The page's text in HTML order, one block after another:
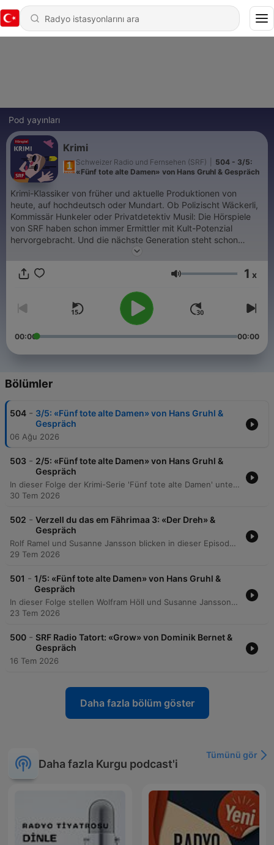
Pod yayınları
Krimi
Schweizer Radio und Fernsehen (SRF)
504 - 3/5:
«Fünf tote alte Damen» von Hans Gruhl & Gespräch
Krimi-Klassiker von früher und aktuelle Produktionen von
heute, auf hochdeutsch oder Mundart. Ob Polizischt Wäckerli,
Kommissär Hunkeler oder Privatdetektiv Musil: Die Hörspiele
von SRF haben schon immer Ermittler mit Kult-Potenzial
hervorgebracht. Und die nächste Generation steht schon
Ses 1 x
00:00 00:00
Bölümler
504 - 3/5: «Fünf tote alte Damen» von Hans Gruhl &
Gespräch
06 Ağu 2026
503 - 2/5: «Fünf tote alte Damen» von Hans Gruhl &
Gespräch
In dieser Folge der Krimi-Serie 'Fünf tote alte Damen' untersucht Dr. Klein den mysteriösen Tod einer Tante und entdeckt Hinweise auf eine unheimliche Häufung von Todesfällen in einer Gruppe von Frauen. Auf der Suche nach Antworten besucht der Erzähler Professor Bibach und konfrontiert Dr. Leopold mit seinen Verdachtsmomenten. Die Ermittlungen führen schließlich zur Kanzlei des Anwalts Krompecher, wo eine zufällige Entdeckung die erschütternde Erkenntnis bringt, dass es sich bei den Todesfällen nicht um natürliche Ursachen, sondern um Mord handelt. Abschließend reflektieren die Moderatoren über die sprachliche Qualität und die Charakterentwicklung der Episode.
30 Tem 2026
502 - Verzell du das em Fährimaa 3: «Der Dreh» &
Gespräch
Rolf Ramel und Susanne Jansson blicken in dieser Episode auf persönliche Studio-Horrorszenarien zurück und präsentieren eine Archiv-Produktion aus dem Jahr 1954. Die Erzählung führt durch unheimliche Verfolgungsjagden, mysteriöse Begegnungen in den Wiener Abwasserkanälen und die skurrilen Pläne der Berliner Künstlergruppe 'Finstern 13'. Die Reise endet mit der tragischen Prophezeiung um den Torero Pablo Mendoza und einer abschließenden Analyse der atmosphärischen Hörspielreihe 'Ferrimar', wobei die Grenze zwischen fiktivem Drehset und realer Geschichte zunehmend verschwimmt.
29 Tem 2026
501 - 1/5: «Fünf tote alte Damen» von Hans Gruhl &
Gespräch
In dieser Folge stellen Wolfram Höll und Susanne Jansson den Krimi 'Fünf tote alte Damen' von Hans Kruhl vor. Die Handlung beginnt mit dem Tod einer älteren Dame in einem bürgerlichen Milieu, woraufhin der Arzt Dr. Klein nach Informationen sucht und neue Personalmitarbeit wie die junge Mechthild einstellt. Die Spannung steigt, als der Rechtsanwalt Dr. Krompecher die Todesursache von Frau Herwig wegen einer Erbschaftsangelegenheit hinterfragt. Die Podcaster diskutieren zudem über die historische Ästhetik des Hörspiels, dessen sprachliche Qualität und die besondere Gelassenheit der weiblichen Erzählstimme im Kontrast zur modernen Aufmerksamkeitsökonomie.
23 Tem 2026
500 - SRF Radio Tatort: «Grow» von Dominik Bernet &
Gespräch
16 Tem 2026
Daha fazla bölüm göster
Daha fazla Kurgu podcast'i
Tümünü gör